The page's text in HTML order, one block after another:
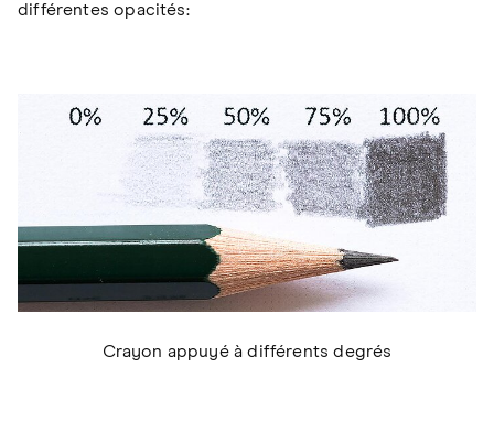
différentes opacités:
Crayon appuyé à différents degrés